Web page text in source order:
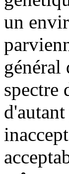
un
général
spectre